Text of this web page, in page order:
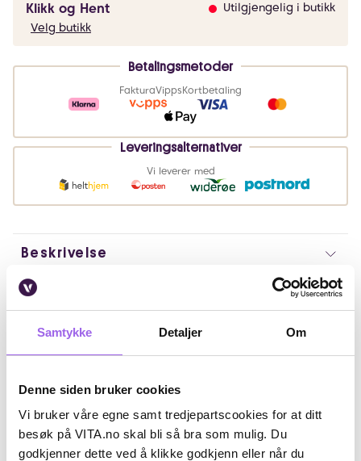
Samtykke Detaljer Om
Denne siden bruker cookies
Vi bruker våre egne samt tredjepartscookies for at ditt
besøk på VITA.no skal bli så bra som mulig. Du
godkjenner dette ved å klikke godkjenn eller når du
Klikk og Hent
Utilgjengelig i butikk
Velg butikk
Betalingsmetoder
FakturaVippsKortbetaling
Leveringsalternativer
Vi leverer med
Beskrivelse
Bruk
Fordeler
Omtaler